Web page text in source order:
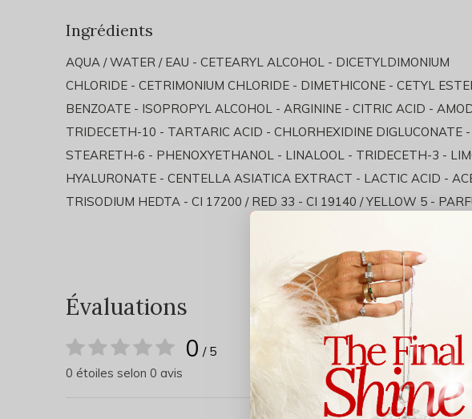
Ingrédients
AQUA / WATER / EAU - CETEARYL ALCOHOL - DICETYLDIMONIUM
CHLORIDE - CETRIMONIUM CHLORIDE - DIMETHICONE - CETYL
BENZOATE - ISOPROPYL ALCOHOL - ARGININE - CITRIC ACID -
TRIDECETH-10 - TARTARIC ACID - CHLORHEXIDINE DIGLUCONATE -
STEARETH-6 - PHENOXYETHANOL - LINALOOL - TRIDECETH-3 -
HYALURONATE - CENTELLA ASIATICA EXTRACT - LACTIC ACID -
TRISODIUM HEDTA - CI 17200 / RED 33 - CI 19140 / YELLOW 5 -
Évaluations
0 / 5
0 étoiles selon 0 avis